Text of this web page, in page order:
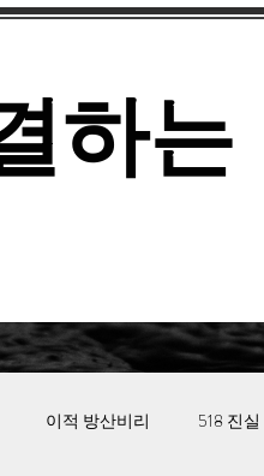
하는
이적 방산비리 518 진실